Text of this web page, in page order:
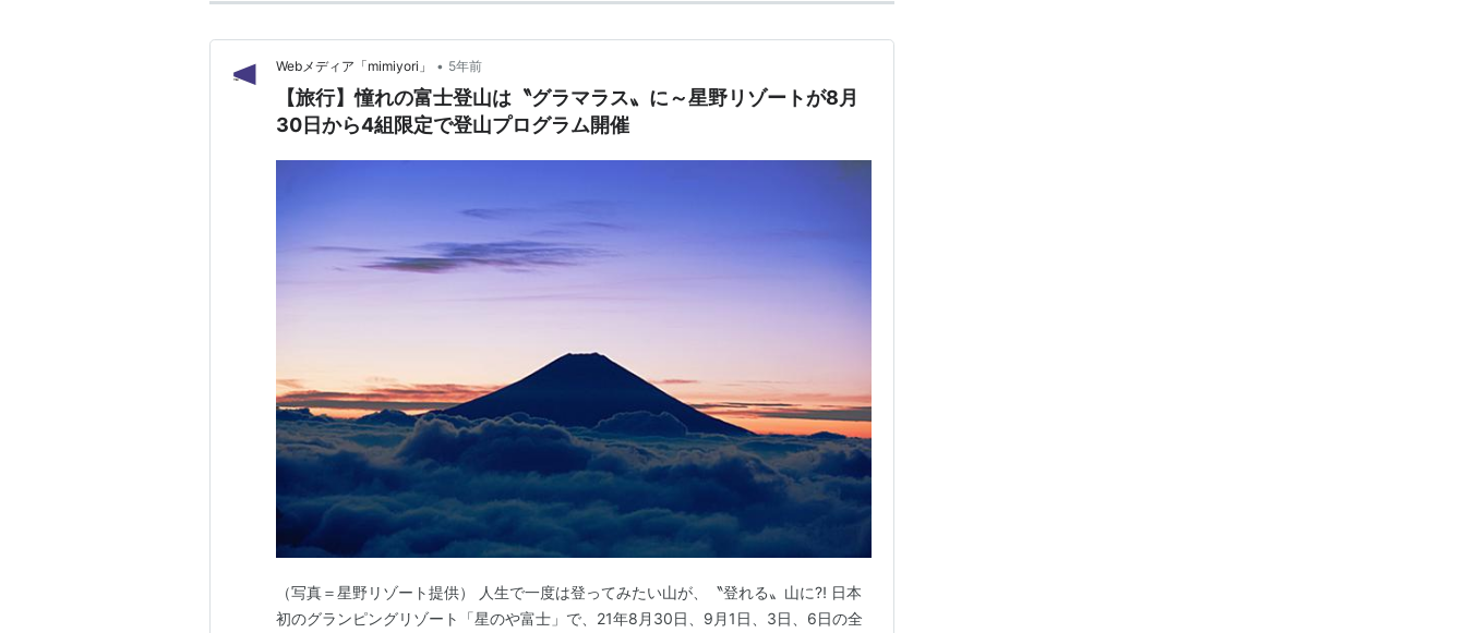
Webメディア「mimiyori」 • 5年前
【旅行】憧れの富士登山は〝グラマラス〟に～星野リゾートが8月
30日から4組限定で登山プログラム開催
（写真＝星野リゾート提供） 人生で一度は登ってみたい山が、〝登れる〟山に⁈ 日本
初のグランピングリゾート「星のや富士」で、21年8月30日、9月1日、3日、6日の全